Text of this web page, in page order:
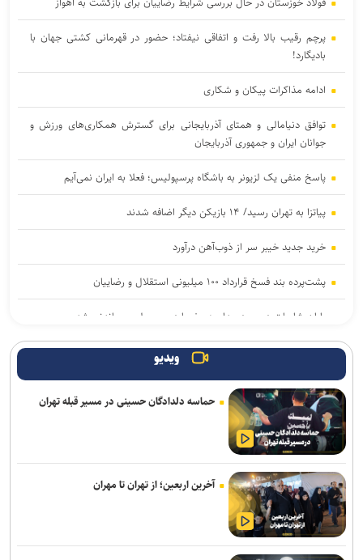
پرچم رقیب بالا رفت و اتفاقی نیفتاد؛ حضور در قهرمانی کشتی جهان با
بادیگارد!
ادامه مذاکرات پیکان و شکاری
توافق دنیامالی و همتای آذربایجانی برای گسترش همکاری‌های ورزش و
جوانان ایران و جمهوری آذربایجان
پاسخ منفی یک لزیونر به باشگاه پرسپولیس؛ فعلا به ایران نمی‌آیم
پیاتزا به تهران رسید/ ۱۴ بازیکن دیگر اضافه شدند
خرید جدید خیبر سر از ذوب‌آهن درآورد
پشت‌پرده بند فسخ قرارداد ۱۰۰ میلیونی استقلال و رضاییان
پایان شایعات در مورد جدایی؛ بیفوما در پرسپولیس ماندنی شد
موضع جدید نساجی درباره ایری و طاهری
سفر مربی جدید استقلال به ایران
استعلام استقلال از فیفا در مورد جذب بازیکن آزاد و پنجره تیم بانوان
واگذاری امتیاز شناورسازی قشم به سازمان منطقه آزاد/ بازگشت اصولی به
مدیریت فوتبال
تور جهانی تنیس صربستان| ادامه پیروزی‌های یزدانی و جدال با نماینده
روسیه
ویدیو
حماسه دلدادگان حسینی در مسیر قبله تهران
آخرین اربعین؛ از تهران تا مهران